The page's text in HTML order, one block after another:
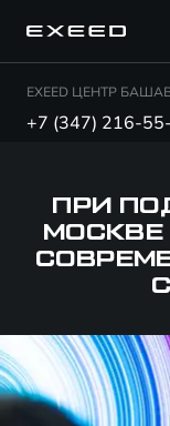
EXEED ЦЕНТР
+7 (347) 216-
ПРИ